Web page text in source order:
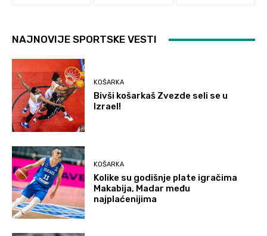
NAJNOVIJE SPORTSKE VESTI
KOŠARKA
Bivši košarkaš Zvezde seli se u
Izrael!
KOŠARKA
Kolike su godišnje plate igračima
Makabija, Madar među
najplaćenijima